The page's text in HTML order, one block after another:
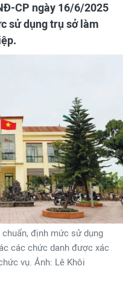
CP ngày 16/6/2025
sử dụng trụ sở làm
định mức sử dụng
các chức danh được xác
vụ. Ảnh: Lê Khôi